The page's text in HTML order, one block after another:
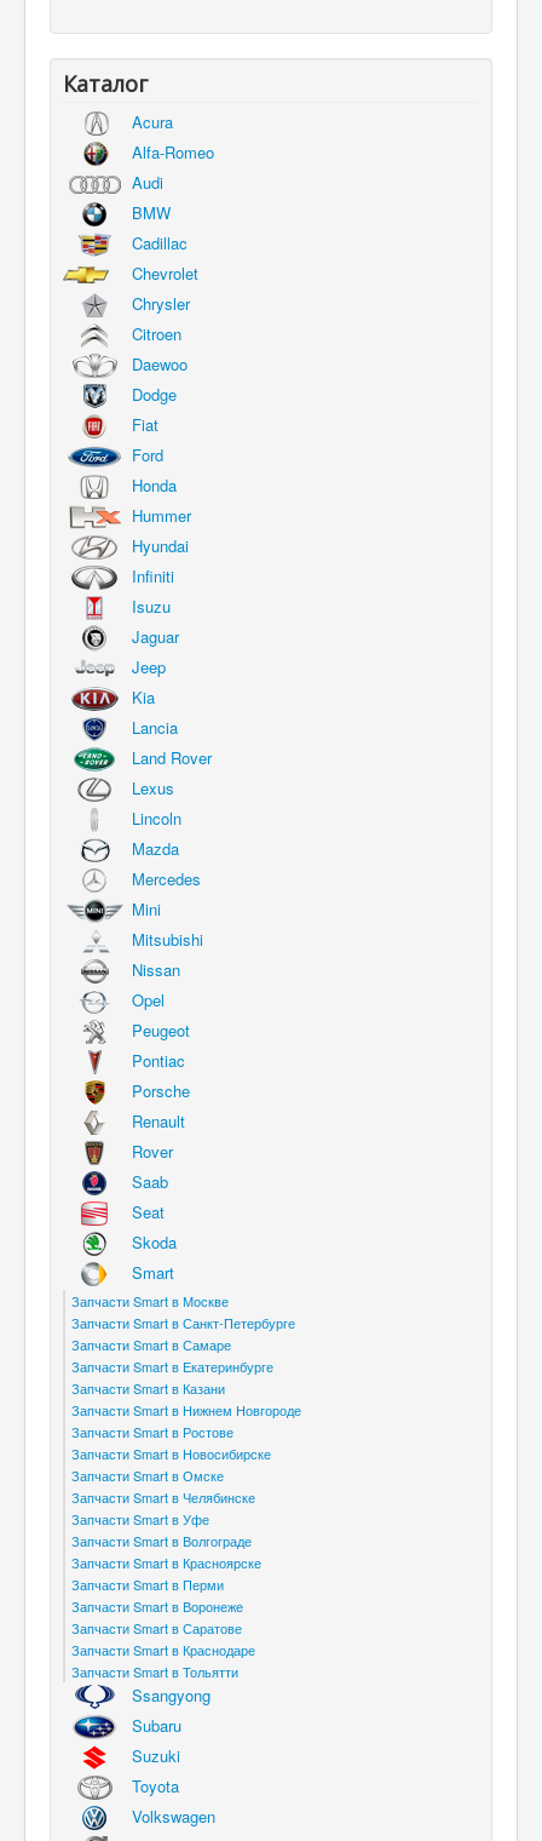
Каталог
Acura
Alfa-Romeo
Audi
BMW
Cadillac
Chevrolet
Chrysler
Citroen
Daewoo
Dodge
Fiat
Ford
Honda
Hummer
Hyundai
Infiniti
Isuzu
Jaguar
Jeep
Kia
Lancia
Land Rover
Lexus
Lincoln
Mazda
Mercedes
Mini
Mitsubishi
Nissan
Opel
Peugeot
Pontiac
Porsche
Renault
Rover
Saab
Seat
Skoda
Smart
Запчасти Smart в Москве
Запчасти Smart в Санкт-Петербурге
Запчасти Smart в Самаре
Запчасти Smart в Екатеринбурге
Запчасти Smart в Казани
Запчасти Smart в Нижнем Новгороде
Запчасти Smart в Ростове
Запчасти Smart в Новосибирске
Запчасти Smart в Омске
Запчасти Smart в Челябинске
Запчасти Smart в Уфе
Запчасти Smart в Волгограде
Запчасти Smart в Красноярске
Запчасти Smart в Перми
Запчасти Smart в Воронеже
Запчасти Smart в Саратове
Запчасти Smart в Краснодаре
Запчасти Smart в Тольятти
Ssangyong
Subaru
Suzuki
Toyota
Volkswagen